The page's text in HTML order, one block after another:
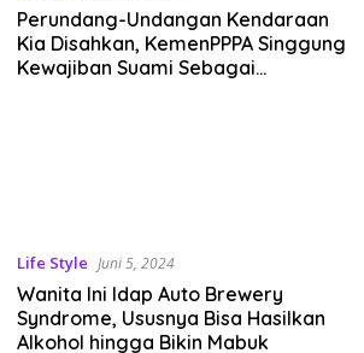
Perundang-Undangan Kendaraan
Kia Disahkan, KemenPPPA Singgung
Kewajiban Suami Sebagai
Life Style Juni 5, 2024
Wanita Ini Idap Auto Brewery
Syndrome, Ususnya Bisa Hasilkan
Alkohol hingga Bikin Mabuk